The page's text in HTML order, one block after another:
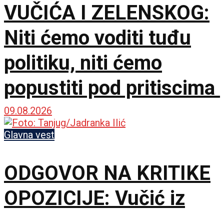
VUČIĆA I ZELENSKOG:
Niti ćemo voditi tuđu
politiku, niti ćemo
popustiti pod pritiscima
09.08.2026
Glavna vest
ODGOVOR NA KRITIKE
OPOZICIJE: Vučić iz